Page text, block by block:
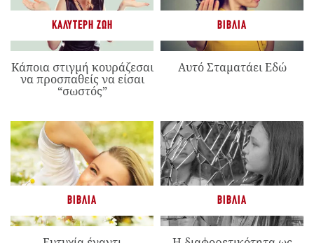
ΚΑΛΎΤΕΡΗ ΖΩΉ
Κάποια στιγμή κουράζεσαι
να προσπαθείς να είσαι
“σωστός”
ΒΙΒΛΊΑ
Αυτό Σταματάει Εδώ
ΒΙΒΛΊΑ ΒΙΒΛΊΑ